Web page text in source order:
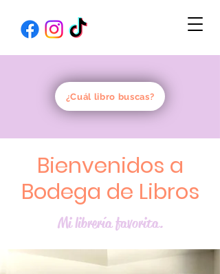
¿Cuál libro buscas?
Bienvenidos a
Bodega de Libros
Mi librería favorita.